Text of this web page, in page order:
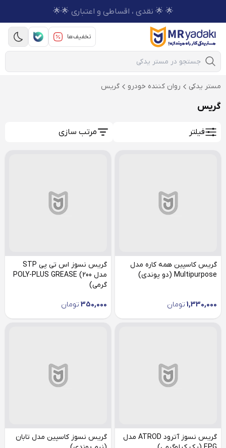
🌟 🌟 نقدی ، اقساطی و اعتباری 🌟🌟
تخفیف‌ها
Mobile Search
مستر یدکی روان كننده خودرو گریس
گریس
فیلتر مرتب سازی
گریس کاسپین همه کاره مدل
Multipurpose (دو پوندی)
1,330,000 تومان
گریس نسوز اس تی پی STP
مدل POLY-PLUS GREASE (200
گرمی)
350,000 تومان
گریس نسوز آترود ATROD مدل
گریس نسوز کاسپین مدل تابان